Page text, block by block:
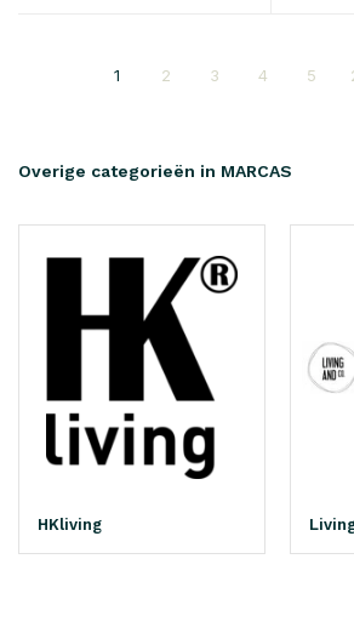
1 2 3 4 5
Overige categorieën in MARCAS
HKliving